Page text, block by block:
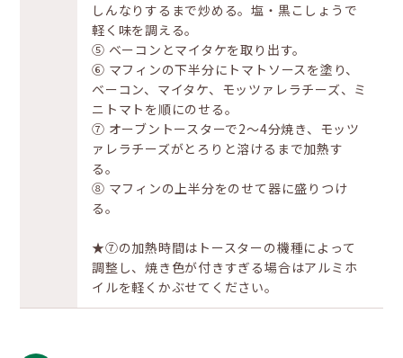
しんなりするまで炒める。塩・黒こしょうで
軽く味を調える。
⑤ ベーコンとマイタケを取り出す。
⑥ マフィンの下半分にトマトソースを塗り、
ベーコン、マイタケ、モッツァレラチーズ、ミ
ニトマトを順にのせる。
⑦ オーブントースターで2〜4分焼き、モッツ
ァレラチーズがとろりと溶けるまで加熱す
る。
⑧ マフィンの上半分をのせて器に盛りつけ
る。
★⑦の加熱時間はトースターの機種によって
調整し、焼き色が付きすぎる場合はアルミホ
イルを軽くかぶせてください。